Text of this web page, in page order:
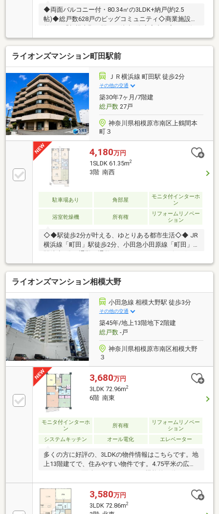
◆両面バルコニー付・80.34㎡の3LDK+納戸(約2.5
帖)◆総戸数628戸のビッグコミュニティ◇商業施設の
いです。◇空室ですので、お気軽にご内覧ください。
【ライフインフォメーション】・セブンイレブン小田
急文京1丁目店…約400ｍ（徒歩6分）・業務スーパー相
模大野店…約380ｍ（徒歩5分）・ライフ相模大野駅前
店…約700ｍ（徒歩9分）・Odakyu-OX相模大野店…約
640ｍ（徒歩8分）・相模大野中央公園…約220ｍ（徒歩
3分）・谷口台小学校…約720ｍ（徒歩9分）・大野南中
学校…約520ｍ（徒歩7分）
ライオンズマンション町田駅前
ＪＲ横浜線 町田駅 徒歩2分
その他の交通
築30年7ヶ月/7階建
総戸数27戸
神奈川県相模原市南区上鶴間本
町３
4,180万円
1SLDK 61.35m2
3階 南西
駐車場あり 角部屋
モニタ付インターホ
ン
浴室乾燥機 所有権
リフォームリノベー
ション
◇◆駅徒歩2分が叶える、ゆとりある都市生活◇◆ JR
横浜線「町田」駅徒歩2分、小田急小田原線「町田」
グルメも身近に揃う利便性豊かな住環境。南西向きの
明るい住戸で、快適な毎日をお過ごしいただけます。
【おすすめポイント】 ■ JR横浜線「町田」駅徒歩2分
の好立地 ■ 小田急小田原線「町田」駅徒歩7分の2沿線
利用可能 ■ 南西向きにつき陽当たり良好 ■ 専有面積
61.35㎡のゆとりある1SLDK ■ 商業施設やコンビニが
徒歩圏内 ■ 大京分譲「ライオンズマンション」シリー
ズ ■ オートロック・エレベーター付きマンション
ライオンズマンション相模大野
小田急線 相模大野駅 徒歩3分
その他の交通
築45年/地上13階地下2階建
総戸数-戸
神奈川県相模原市南区相模大野
３
3,680万円
3LDK 72.96m2
6階 南東
モニタ付インターホ
ン
所有権
リフォームリノベー
ション
システムキッチン
オール電化 エレベーター
多くの方に好評の、3LDKの物件情報はこちらです。地
上13階建てで、住みやすい物件です。4.75平米の広さ
いシステムキッチン付きなので、お料理を楽しめま
す。オール電化住宅は自然にも優しく、エコな生活を
お求めの方に優しくなっています。入浴時間を気にす
る必要のない追焚機能のある浴室です。快適な生活の
3,580万円
3LDK 72.86m2